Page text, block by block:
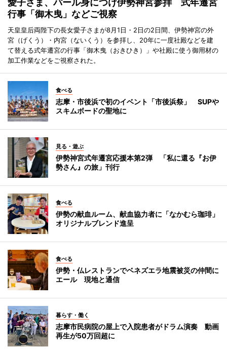
愛子さま、パール身につけ伊勢神宮参拝 式年遷宮
行事「御木曳」などご視察
天皇皇后両陛下の長女愛子さまが8月1日・2日の2日間、伊勢神宮の外
宮（げくう）・内宮（ないくう）を参拝し、20年に一度社殿などを建
て替える式年遷宮の行事「御木曳（おきひき）」や社殿に使う御用材の
加工作業などをご視察された。
食べる
志摩・市後浜で初のイベント「市後浜祭」 SUPや
スキムボードの聖地に
見る・遊ぶ
伊勢神宮式年遷宮応援本第2弾 「私に還る『お伊
勢さん』の旅」刊行
食べる
伊勢の献血ルーム、献血協力者に「なかむら珈琲」
オリジナルブレンド進呈
食べる
伊勢・仏レストランでベネズエラ地震被災の仲間に
エール 現地と通信
暮らす・働く
志摩市民病院の屋上で入院患者がドラム演奏 動画
再生が50万回超に